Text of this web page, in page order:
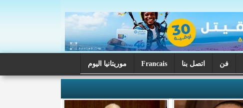
فن اتصل بنا Francais موريتانيا اليوم